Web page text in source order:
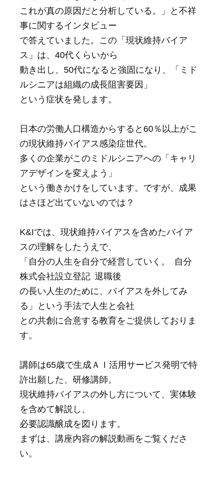
これが真の原因だと分析している。」と不祥
事に関するインタビュー
で答えていました。この「現状維持バイア
ス」は、40代くらいから
動き出し、50代になると強固になり、「ミド
ルシニアは組織の成長阻害要因」
という症状を発します。
日本の労働人口構造からすると60％以上がこ
の現状維持バイアス感染症世代。
多くの企業がこのミドルシニアへの「キャリ
アデザインを変えよう」
という働きかけをしています。ですが、成果
はさほど出ていないのでは？
K&Iでは、現状維持バイアスを含めたバイア
スの理解をしたうえで、
「自分の人生を自分で経営していく。 自分
株式会社設立登記 退職後
の長い人生のために、バイアスを外してみ
る」という手法で人生と会社
との共創に合意する教育をご提供しておりま
す。
講師は65歳で生成ＡＩ活用サービス発明で特
許出願した、研修講師。
現状維持バイアスの外し方について、実体験
を含めて解説し、
必要認識醸成を図ります。
まずは、講座内容の解説動画をご覧くださ
い。